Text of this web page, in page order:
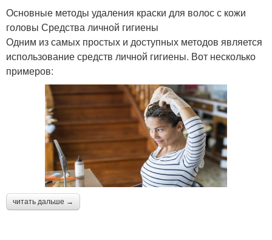
Основные методы удаления краски для волос с кожи
головы Средства личной гигиены
Одним из самых простых и доступных методов является
использование средств личной гигиены. Вот несколько
примеров:
читать дальше →